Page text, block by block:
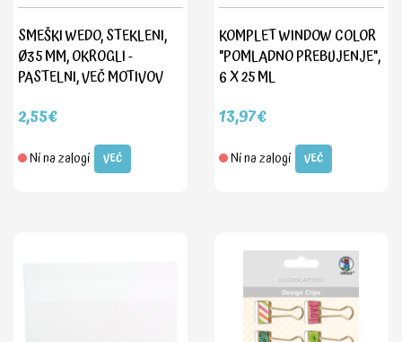
SMEŠKI WEDO, STEKLENI,
Ø35 MM, OKROGLI -
PASTELNI, VEČ MOTIVOV
2,55€
Ni na zalogi VEČ
KOMPLET WINDOW COLOR
"POMLADNO PREBUJENJE",
6 X 25 ML
13,97€
Ni na zalogi VEČ